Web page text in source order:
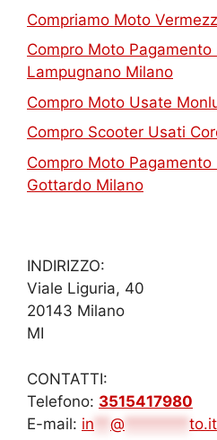
Compriamo Moto
Compro Moto Pagamento
Lampugnano Milano
Compro Moto Usate
Compro Scooter Usati
Compro Moto
Gottardo Milano
INDIRIZZO:
Viale Liguria, 40
20143 Milano
MI
CONTATTI:
Telefono: 3515417980
E-mail: in @ to.it